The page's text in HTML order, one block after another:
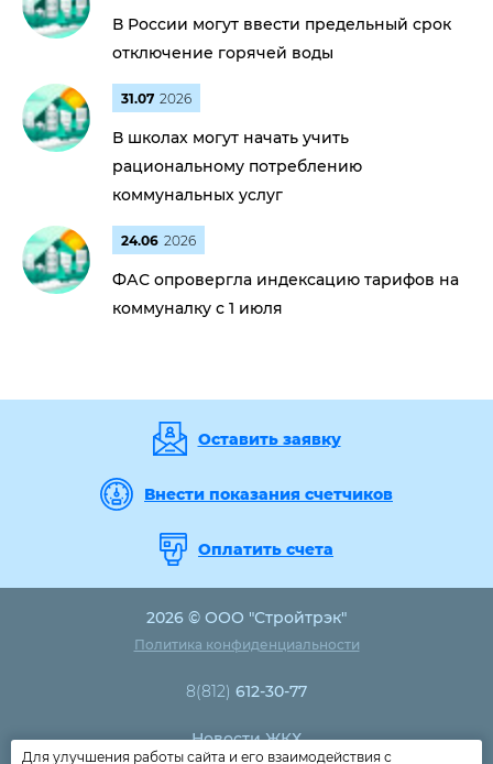
В России могут ввести предельный срок
отключение горячей воды
31.07 2026
В школах могут начать учить
рациональному потреблению
коммунальных услуг
24.06 2026
ФАС опровергла индексацию тарифов на
коммуналку с 1 июля
Оставить заявку
Внести показания счетчиков
Оплатить счета
2026 © ООО "Стройтрэк"
Политика конфиденциальности
8(812) 612-30-77
Новости ЖКХ
Для улучшения работы сайта и его взаимодействия с